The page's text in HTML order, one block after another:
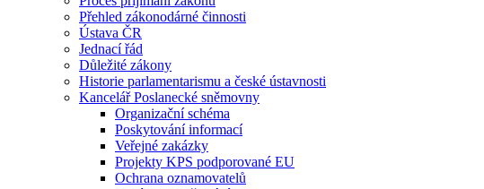
Přehled zákonodárné činnosti
Ústava ČR
Jednací řád
Důležité zákony
Historie parlamentarismu a české ústavnosti
Kancelář Poslanecké sněmovny
Organizační schéma
Poskytování informací
Veřejné zakázky
Projekty KPS podporované EU
Ochrana oznamovatelů